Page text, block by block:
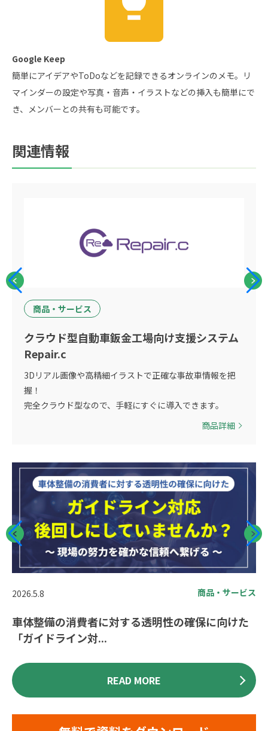
Google Keep
簡単にアイデアやToDoなどを記録できるオンラインのメモ。リ
マインダーの設定や写真・音声・イラストなどの挿入も簡単にで
き、メンバーとの共有も可能です。
関連情報
商品・サービス
クラウド型自動車鈑金工場向け支援システム
Repair.c
3Dリアル画像や高精細イラストで正確な事故車情報を把
握！
完全クラウド型なので、手軽にすぐに導入できます。
商品詳細
2026.5.8 商品・サービス
車体整備の消費者に対する透明性の確保に向けた
「ガイドライン対...
READ MORE